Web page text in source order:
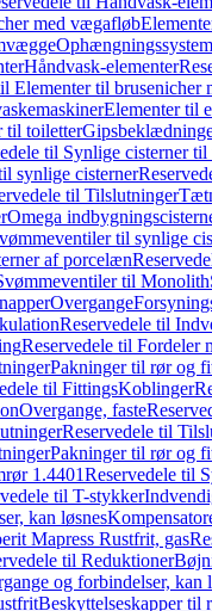
med vægafløb
Håndvask-elementer
Elementer til brusenicher
Elementer til
til toiletter
til Synlige cisterner
synlige cisterner
til Tilslutninger
Omega
til synlige
af porcelæn
til Monolith
Overgange
Reservedele til
Reservedele til Fordeler
Pakninger til rør og
til FittingsKoblinger
Overgange, faste
Reservedele til
Pakninger til rør og
1.4401Reservedele til
til T-stykker
kan løsnes
Mapress Rustfrit, gas
til Reduktioner
og forbindelser, kan
Beskyttelseskapper til